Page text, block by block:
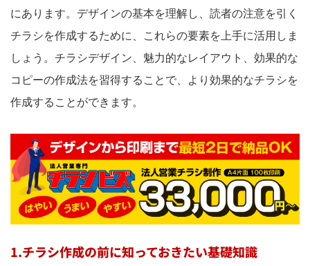
にあります。デザインの基本を理解し、読者の注意を引く
チラシを作成するために、これらの要素を上手に活用しま
しょう。チラシデザイン、魅力的なレイアウト、効果的な
コピーの作成法を習得することで、より効果的なチラシを
作成することができます。
1.チラシ作成の前に知っておきたい基礎知識